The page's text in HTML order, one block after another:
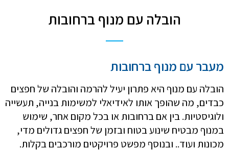
הובלה עם מנוף ברחובות
מעבר עם מנוף ברחובות
הובלה עם מנוף היא פתרון יעיל להרמה והובלה של חפצים
כבדים, מה שהופך אותו לאידיאלי למשימות בנייה, תעשייה
ולוגיסטיות. בין אם ברחובות או בכל מקום אחר, שימוש
במנוף מבטיח שינוע בטוח ובזמן של חפצים גדולים מדי,
מכונות ועוד.. ובנוסף מפשט פרויקטים מורכבים בקלות.